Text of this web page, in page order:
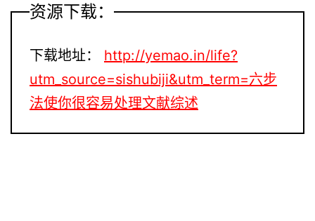
资源下载：
下载地址：
http://yemao.in/life?
utm_source=sishubiji&utm_term=六步
法使你很容易处理文献综述